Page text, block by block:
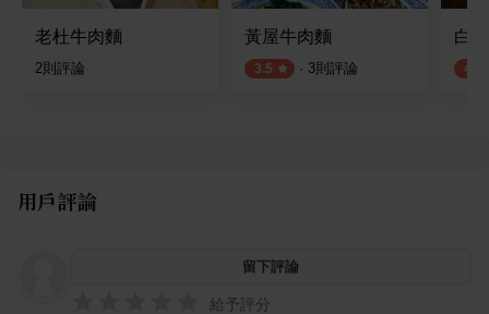
老杜牛肉麵
2則評論
黃屋牛肉麵
3.5 · 3則評論
白
4.0
用戶評論
留下評論
給予評分